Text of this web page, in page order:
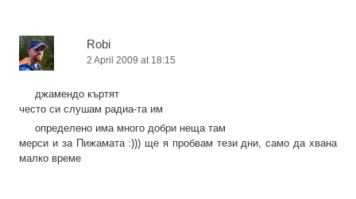
Robi
2 April 2009 at 18:15
джамендо къртят
често си слушам радиа-та им
определено има много добри неща там
мерси и за Пижамата :))) ще я пробвам тези дни, само да хвана
малко време